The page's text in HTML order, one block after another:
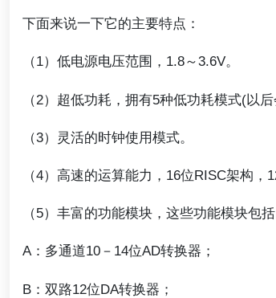
下面来说一下它的主要特点：
（1）低电源电压范围，1.8～3.6V。
（2）超低功耗，拥有5种低功耗模式(以后
（3）灵活的时钟使用模式。
（4）高速的运算能力，16位RISC架构，
（5）丰富的功能模块，这些功能模块包括
A：多通道10－14位AD转换器；
B：双路12位DA转换器；